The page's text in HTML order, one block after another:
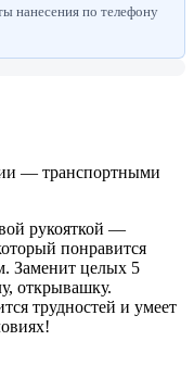
нанесения по телефону
— транспортными
рукояткой —
понравится
Заменит целых 5
открывашку.
трудностей и умеет